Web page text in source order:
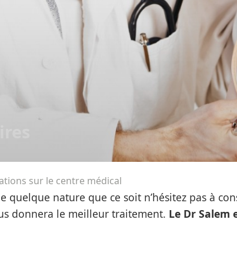
sur le centre médical
quelque nature que ce soit n’hésitez pas à
donnera le meilleur traitement. Le Dr